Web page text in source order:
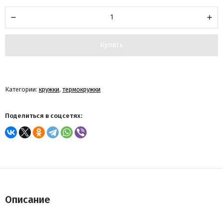
Купить
Категории: кружки, термокружки
Поделиться в соцсетях:
Описание